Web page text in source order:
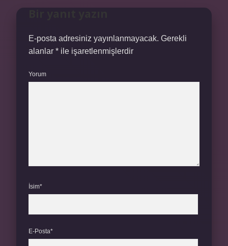
E-posta adresiniz yayınlanmayacak. Gerekli
alanlar * ile işaretlenmişlerdir
Yorum
İsim*
E-Posta*